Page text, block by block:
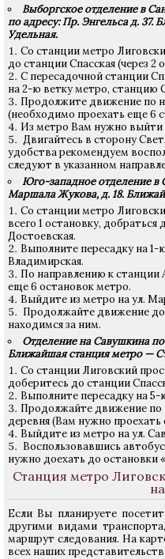
Выборгское отделение в
по адресу: Пр. Энгельса д. 37.
Удельная.
Со станции метро
до станции Спасская (через 2
С пересадочной станции
на 2-ю ветку метро, станцию
Продолжите движение по
(необходимо проехать еще 6
Из метро Вам нужно выйти
Двигайтесь в сторону
удобства рекомендуем
следуют в указанном
Юго-западное отделение в
Маршала Жукова, д. 18.
Со станции метро
всего 1 остановку,
Достоевская.
Выполните пересадку на
Владимирская.
По направлению к станции
еще 6 остановок метро.
Выйдите из метро на ул.
Продолжайте движение
находимся за ним.
Отделение на Савушкина
Ближайшая станция метро —
Со станции Лиговский
доберитесь до станции
Выполните пересадку на
Продолжайте движение по
деревня (Вам нужно проехать
Выйдите из метро на ул.
Воспользовавшись
нужно доехать до остановки
Станция метро
Если Вы планируете
другими видами
маршрут следования. На
всех наших